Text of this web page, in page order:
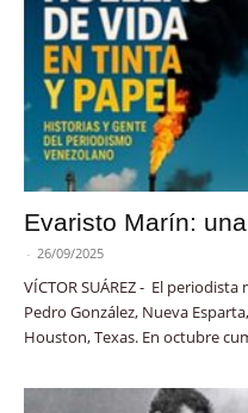
Evaristo Marín:
- 26/09/2025
VÍCTOR SUÁREZ - El
Pedro González, Nueva
Houston, Texas. En octubre